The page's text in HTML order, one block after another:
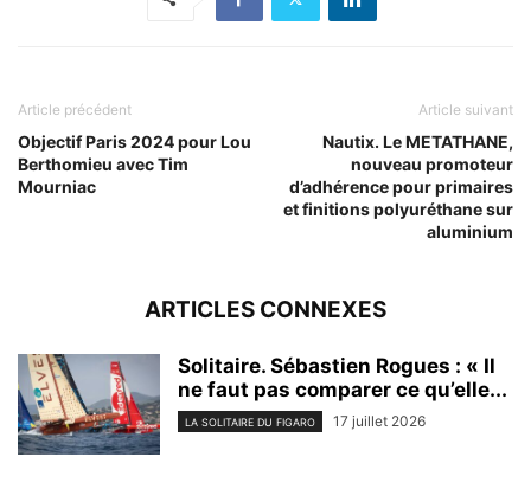
Article précédent
Objectif Paris 2024 pour Lou
Berthomieu avec Tim
Mourniac
Article suivant
Nautix. Le METATHANE,
nouveau promoteur
d’adhérence pour primaires
et finitions polyuréthane sur
aluminium
ARTICLES CONNEXES
Solitaire. Sébastien Rogues : « Il
ne faut pas comparer ce qu’elle...
LA SOLITAIRE DU FIGARO 17 juillet 2026